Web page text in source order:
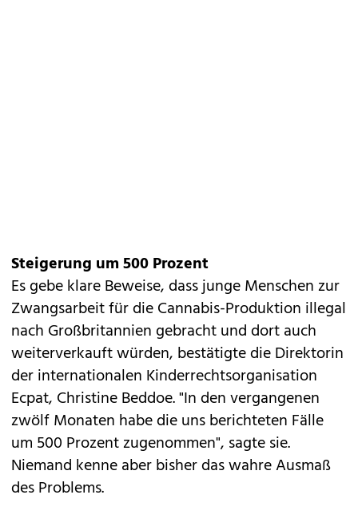
Steigerung um 500 Prozent
Es gebe klare Beweise, dass junge Menschen zur
Zwangsarbeit für die Cannabis-Produktion illegal
nach Großbritannien gebracht und dort auch
weiterverkauft würden, bestätigte die Direktorin
der internationalen Kinderrechtsorganisation
Ecpat, Christine Beddoe. "In den vergangenen
zwölf Monaten habe die uns berichteten Fälle
um 500 Prozent zugenommen", sagte sie.
Niemand kenne aber bisher das wahre Ausmaß
des Problems.